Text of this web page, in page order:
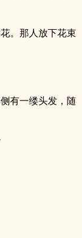
。那人放下花束
有一缕头发，随